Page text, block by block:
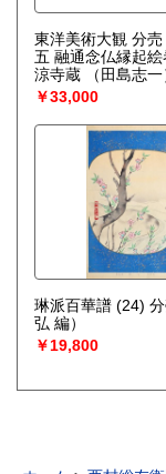
東洋美術大観 分
五 融通念仏縁起
涼寺蔵
（田島志一
￥33,000
琳派百華
弘 編）
￥19,800